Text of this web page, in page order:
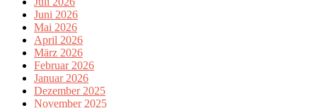
Juni 2026
Mai 2026
April 2026
März 2026
Februar 2026
Januar 2026
Dezember 2025
November 2025